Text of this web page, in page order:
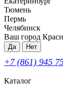
Тюмень
Пермь
Челябинск
Ваш город
Да Нет
+7 (861) 945
Каталог